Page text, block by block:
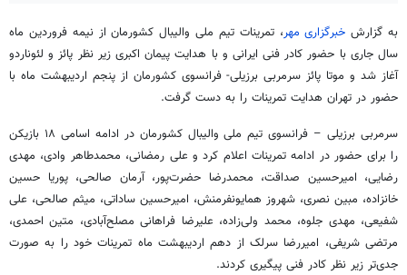
به گزارش خبرگزاری مهر، تمرینات تیم ملی والیبال کشورمان از نیمه فروردین ماه
سال جاری با حضور کادر فنی ایرانی و با هدایت پیمان اکبری زیر نظر پائز و لئوناردو
آغاز شد و موتا پائز سرمربی برزیلی- فرانسوی کشورمان از پنجم اردیبهشت ماه با
حضور در تهران هدایت تمرینات را به دست گرفت.
سرمربی برزیلی – فرانسوی تیم ملی والیبال کشورمان در ادامه اسامی ۱۸ بازیکن
را برای حضور در ادامه تمرینات اعلام کرد و علی رمضانی، محمدطاهر وادی، مهدی
رضایی، امیرحسین صداقت، محمدرضا حضرت‌پور، آرمان صالحی، پوریا حسین
خانزاده، مبین نصری، شهروز همایونفرمنش، امیرحسین ساداتی، میثم صالحی، علی
شفیعی، مهدی جلوه، محمد ولی‌زاده، علیرضا فراهانی مصلح‌آبادی، متین احمدی،
مرتضی شریفی، امیررضا سرلک از دهم اردیبهشت ماه تمرینات خود را به صورت
جدی‌تر زیر نظر کادر فنی پیگیری کردند.